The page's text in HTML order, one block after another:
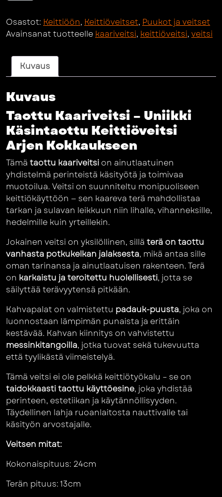
Osastot: Keittiöön, Keittiöveitset, Puukot ja veitset
Avainsanat tuotteelle kaariveitsi, keittiöveitsi, veitsi
Kuvaus
Kuvaus
Taottu Kaariveitsi – Uniikki
Käsintaottu Keittiöveitsi
Arjen Kokkaukseen
Tämä taottu kaariveitsi on ainutlaatuinen
yhdistelmä perinteistä käsityötä ja toimivaa
muotoilua. Veitsi on suunniteltu monipuoliseen
keittiökäyttöön — sen kaareva terä mahdollistaa
tarkan ja sulavan leikkuun niin lihalle, vihanneksille,
hedelmille kuin yrteillekin.
Jokainen veitsi on yksilöllinen, sillä terä on taottu
vanhasta potkukelkan jalaksesta, mikä antaa sille
oman tarinansa ja ainutlaatuisen rakenteen. Terä
on karkaistu ja teroitettu huolellisesti, jotta se
säilyttää terävyytensä pitkään.
Kahvapalat on valmistettu padauk-puusta, joka on
luonnostaan lämpimän punaista ja erittäin
kestävää. Kahvan kiinnitys on vahvistettu
messinkitangoilla, jotka tuovat sekä tukevuutta
että tyylikästä viimeistelyä.
Tämä veitsi ei ole pelkkä keittiötyökalu – se on
taidokkaasti taottu käyttöesine, joka yhdistää
perinteen, estetiikan ja käytännöllisyyden.
Täydellinen lahja ruoanlaitosta nauttivalle tai
käsityön arvostajalle.
Veitsen mitat:
Kokonaispituus: 24cm
Terän pituus: 13cm